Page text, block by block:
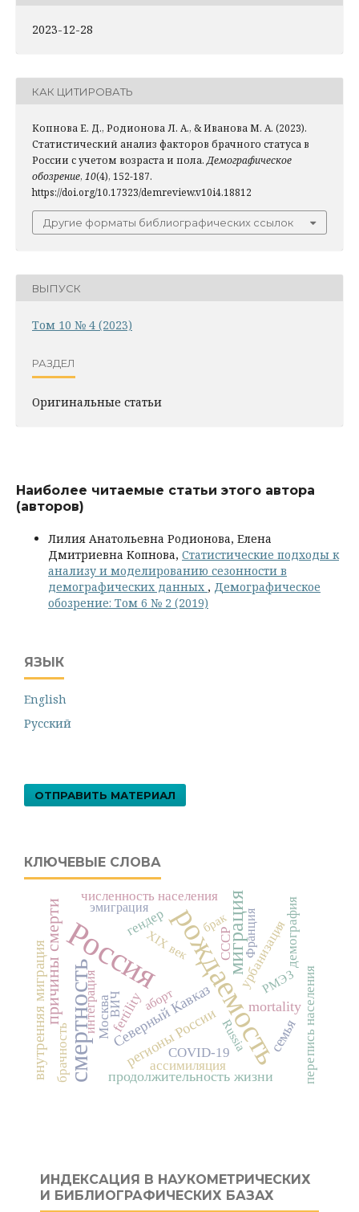
2023-12-28
КАК ЦИТИРОВАТЬ
Копнова Е. Д., Родионова Л. А., & Иванова М. А. (2023).
Статистический анализ факторов брачного статуса в
России с учетом возраста и пола.Демографическое
обозрение, 10(4), 152-187.
https://doi.org/10.17323/demreview.v10i4.18812
Другие форматы библиографических ссылок
ВЫПУСК
Том 10 № 4 (2023)
РАЗДЕЛ
Оригинальные статьи
Наиболее читаемые статьи этого автора
(авторов)
Лилия Анатольевна Родионова, Елена
Дмитриевна Копнова, Статистические подходы к
анализу и моделированию сезонности в
демографических данных , Демографическое
обозрение: Том 6 № 2 (2019)
ЯЗЫК
English
Русский
ОТПРАВИТЬ МАТЕРИАЛ
КЛЮЧЕВЫЕ СЛОВА
Россиярождаемость
смертность
миграция
причины смерти
внутренняя миграция Северный Кавказ
продолжительность жизни
mortality
регионы России семья
гендер
fertility
урбанизация
Москва перепись населения
численность населения
брачность COVID-19
демография
СССР
ассимиляция
Франция
Russia
аборт
брак
эмиграция
РМЭЗ
интеграция
XIX век
ВИЧ
ИНДЕКСАЦИЯ В НАУКОМЕТРИЧЕСКИХ
И БИБЛИОГРАФИЧЕСКИХ БАЗАХ